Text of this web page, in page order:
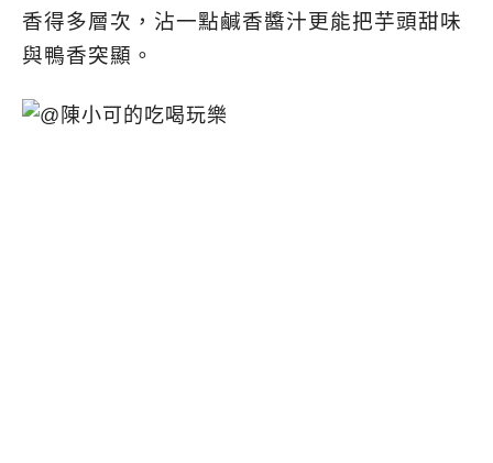
香得多層次， 沾一點鹹香醬汁更能把芋頭甜味
與鴨香突顯。